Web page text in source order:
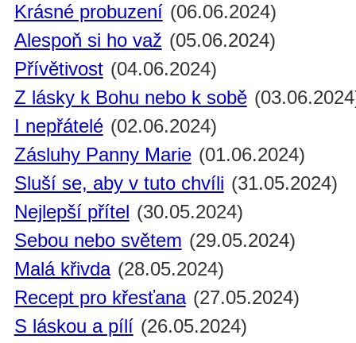
Krásné probuzení (06.06.2024)
Alespoň si ho važ (05.06.2024)
Přívětivost (04.06.2024)
Z lásky k Bohu nebo k sobě
I nepřátelé (02.06.2024)
Zásluhy Panny Marie (01.06.2024)
Sluší se, aby v tuto chvíli (31.05.2024)
Nejlepší přítel (30.05.2024)
Sebou nebo světem (29.05.2024)
Malá křivda (28.05.2024)
Recept pro křesťana (27.05.2024)
S láskou a pílí (26.05.2024)